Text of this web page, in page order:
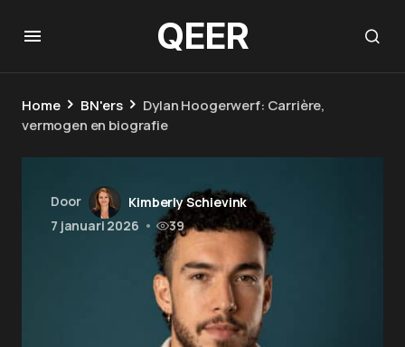
QEER
Home BN'ers
Dylan Hoogerwerf: Carrière,
vermogen en biografie
Door
Kimberly Schievink
7 januari 2026 • 39